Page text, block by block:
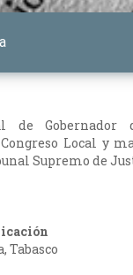
de Gobernador
Local y
Supremo de
Tabasco